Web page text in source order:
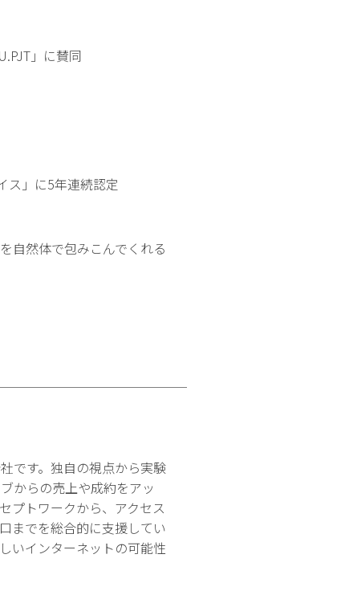
」に賛同
ス」に5年連続認定
自然体で包みこんでくれる
です。独自の視点から実験
からの売上や成約をアッ
プトワークから、アクセス
までを総合的に支援してい
いインターネットの可能性